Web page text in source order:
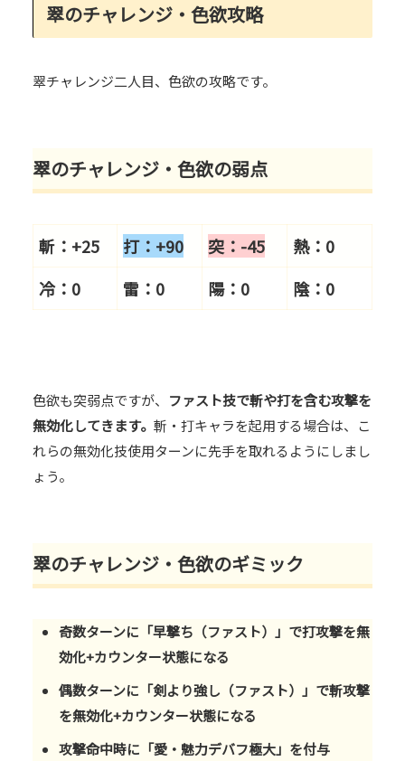
翠のチャレンジ・色欲攻略
翠チャレンジ二人目、色欲の攻略です。
翠のチャレンジ・色欲の弱点
斬：+25 打：+90 突：-45
熱：0
冷：0
雷：0 陽：0 陰：0
色欲も突弱点ですが、 ファスト技で斬や打を含む攻撃を
無効化してきます。 斬・打キャラを起用する場合は、こ
れらの無効化技使用ターンに先手を取れるようにしまし
ょう。
翠のチャレンジ・色欲のギミック
奇数ターンに「早撃ち（ファスト）」で打攻撃を無
効化+カウンター状態になる
偶数ターンに「剣より強し（ファスト）」で斬攻撃
を無効化+カウンター状態になる
攻撃命中時に「愛・魅力デバフ極大」を付与